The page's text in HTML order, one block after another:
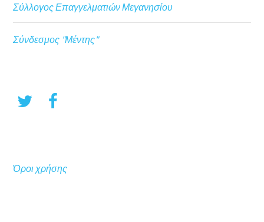
Σύλλογος Επαγγελματιών Μεγανησίου
Σύνδεσμος "Μέντης"
Όροι χρήσης